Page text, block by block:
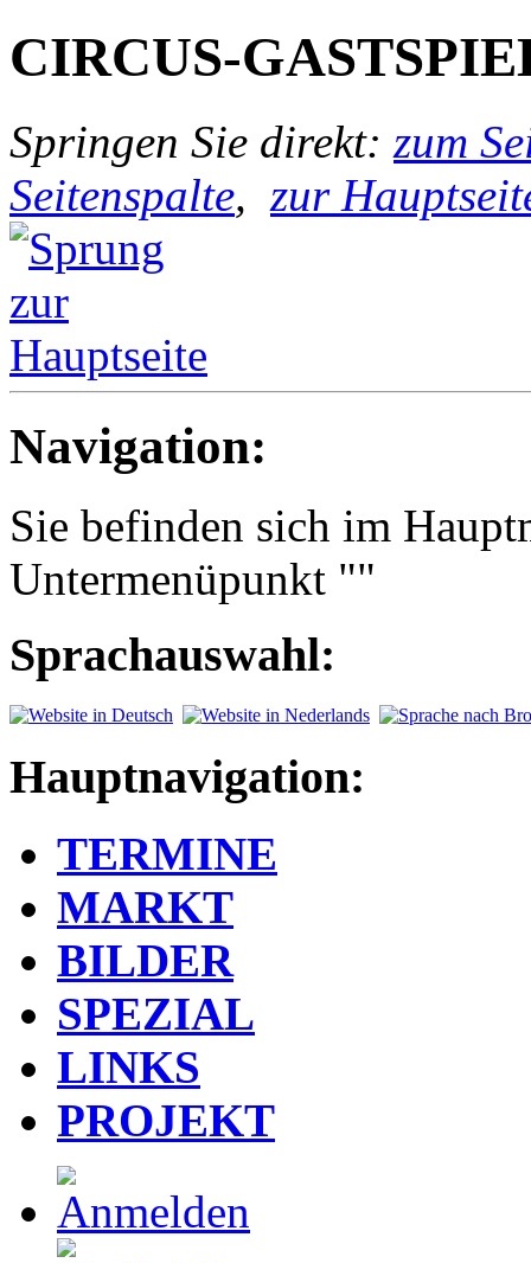
CIRCUS-
Springen Sie direkt: zum
Seitenspalte, zur
Navigation:
Sie befinden sich im
Untermenüpunkt ""
Sprachauswahl:
Hauptnavigation:
TERMINE
MARKT
BILDER
SPEZIAL
LINKS
PROJEKT